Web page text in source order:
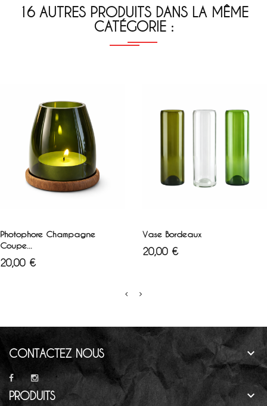
16 AUTRES PRODUITS DANS LA MÊME
CATÉGORIE :
Photophore Champagne
Coupe...
Prix
20,00 €
Vase Bordeaux
Prix
20,00 €
CONTACTEZ NOUS 
PRODUITS 